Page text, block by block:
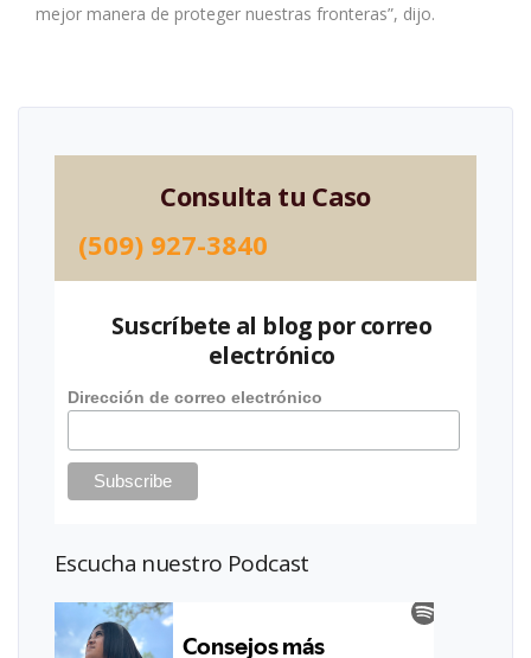
mejor manera de proteger nuestras fronteras”, dijo.
Consulta tu Caso
(509) 927-3840
Suscríbete al blog por correo
electrónico
Dirección de correo electrónico
Escucha nuestro Podcast